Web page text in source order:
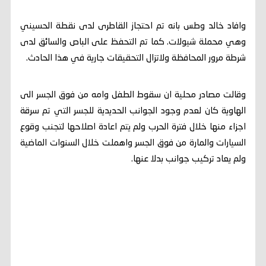
وافاد خالد وطس بانه تم احتجاز القاطرى لدى نقطة الحسيني
وهي محملة شيولات. كما تم التحفظ على الباص والسائق لدى
شرطة مرور المحافظة ولاتزال التحقيقات جارية في هذا الحادث.
وقالت مصادر محلية ان سقوط الطفل وامه من فوق الجسر الى
الهاوية كان لعدم وجود الجوانب الحديدية للجسر التي تم سرقة
اجزاء منها خلال فترة الحرب ولم يتم اعادة اصلاحها لتجنب وقوع
السيارات والمارة من فوق الجسر واهملت خلال السنوات الماضية
ولم يعاد تركيب جوانب بدلا عنها.